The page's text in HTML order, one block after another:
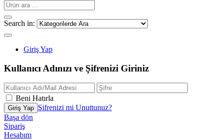
Search in:
Giriş Yap
Kullanıcı Adınızı ve Şifrenizi Giriniz
Beni Hatırla
Şifrenizi mi Unuttunuz?
Başa dön
Sipariş
Hesabım